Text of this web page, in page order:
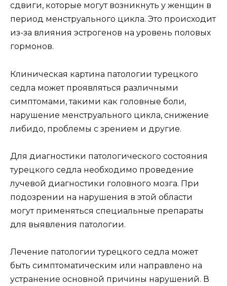
сдвиги, которые могут возникнуть у женщин в
период менструального цикла. Это происходит
из-за влияния эстрогенов на уровень половых
гормонов.
Клиническая картина патологии турецкого
седла может проявляться различными
симптомами, такими как головные боли,
нарушение менструального цикла, снижение
либидо, проблемы с зрением и другие.
Для диагностики патологического состояния
турецкого седла необходимо проведение
лучевой диагностики головного мозга. При
подозрении на нарушения в этой области
могут применяться специальные препараты
для выявления патологии.
Лечение патологии турецкого седла может
быть симптоматическим или направлено на
устранение основной причины нарушений. В